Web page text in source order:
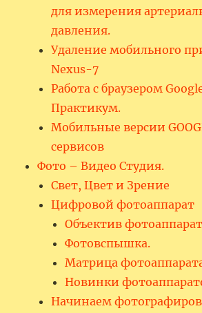
для измерения
давления.
Удаление мобильного
Nexus-7
Работа с браузером
Практикум.
Мобильные версии
сервисов
Фото – Видео Студия.
Свет, Цвет и Зрение
Цифровой фотоаппарат
Объектив
Фотовспышка.
Матрица
Новинки
Начинаем